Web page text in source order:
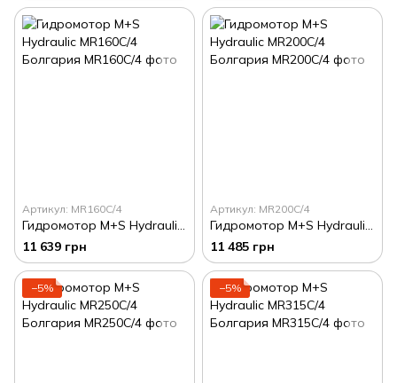
Артикул: MR160C/4
Гидромотор M+S Hydraulic MR160C/4 Болгария
11 639 грн
Артикул: MR200C/4
Гидромотор M+S Hydraulic MR200C/4 Болгария
11 485 грн
−5% −5%